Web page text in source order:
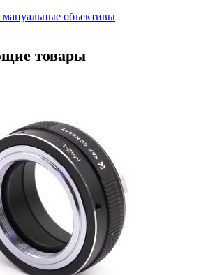
мануальные объективы
товары